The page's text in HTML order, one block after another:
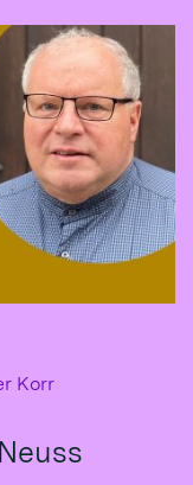
Korr: